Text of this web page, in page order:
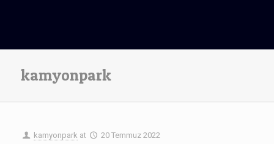
kamyonpark
kamyonpark at 20 Temmuz 2022